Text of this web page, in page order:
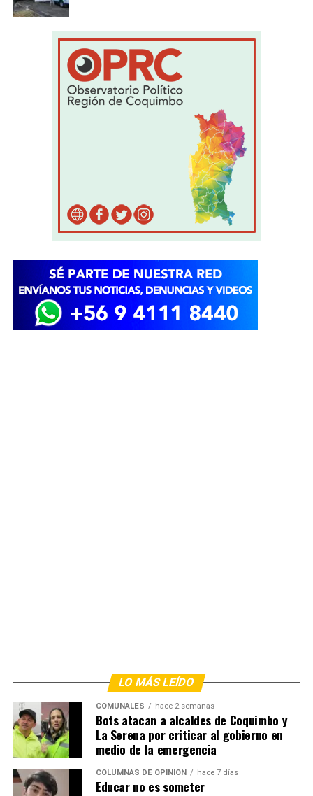
LO MÁS LEÍDO
COMUNALES hace 2 semanas
Bots atacan a alcaldes de Coquimbo y
La Serena por criticar al gobierno en
medio de la emergencia
COLUMNAS DE OPINIÓN hace 7 días
Educar no es someter